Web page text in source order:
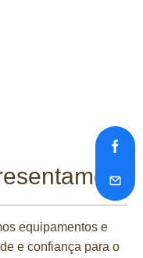
equipamentos e
e confiança para o